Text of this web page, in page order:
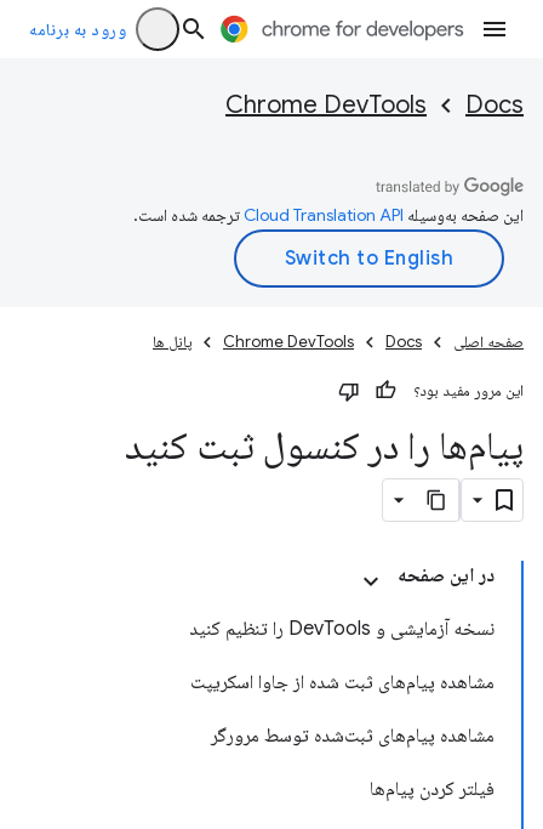
ورود به برنامه
Docs
Chrome DevTools
این صفحه به‌وسیله ترجمه شده است.
صفحه اصلی Docs
Chrome DevTools پانل ها
این مرور مفید بود؟
پیام‌ها را در کنسول ثبت کنید
در این صفحه
نسخه آزمایشی و DevTools را تنظیم کنید
مشاهده پیام‌های ثبت شده از جاوا اسکریپت
مشاهده پیام‌های ثبت‌شده توسط مرورگر
فیلتر کردن پیام‌ها